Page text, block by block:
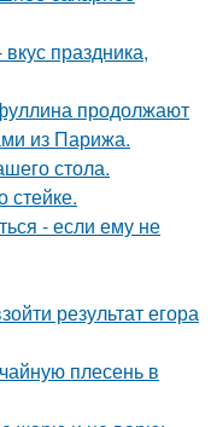
праздника,
продолжают
из Парижа.
стола.
стейке.
- если ему не
результат егора
плесень в